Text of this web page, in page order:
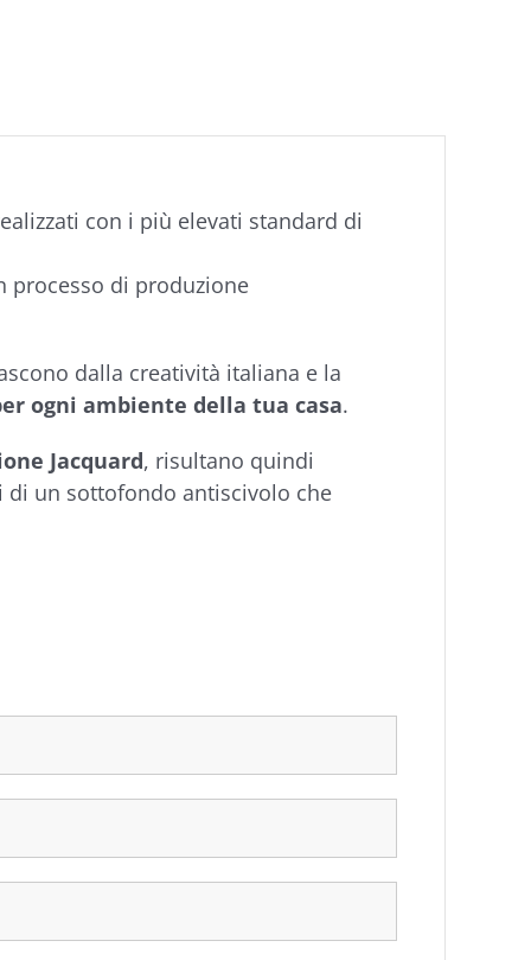
con i più elevati standard di
processo di produzione
dalla creatività italiana e la
ogni ambiente della tua casa.
Jacquard, risultano quindi
di un sottofondo antiscivolo che